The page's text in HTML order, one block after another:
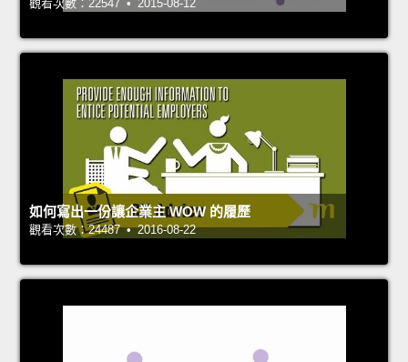
觀看次數：22547 • 2015-08-12
如何寫出一份讓企業主 WOW 的履歷
觀看次數：24487 • 2016-08-22